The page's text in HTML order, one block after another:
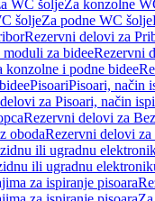
WC šoljeZa konzolne
šoljeZa podne WC šolje
Rezervni delovi za
moduli za bideeRezervni
konzolne i podne bidee
PisoariPisoari, način
za Pisoari, način
Rezervni delovi za
obodaRezervni delovi za
ili ugradnu
ili ugradnu
za ispiranje pisoara